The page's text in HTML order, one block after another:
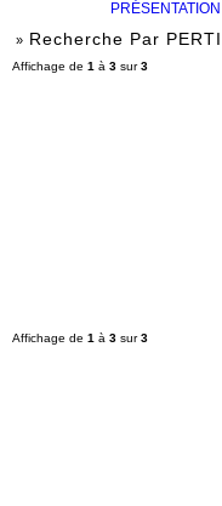
» Recherche Par
Affichage de 1 à 3 sur3
Affichage de 1 à 3 sur3